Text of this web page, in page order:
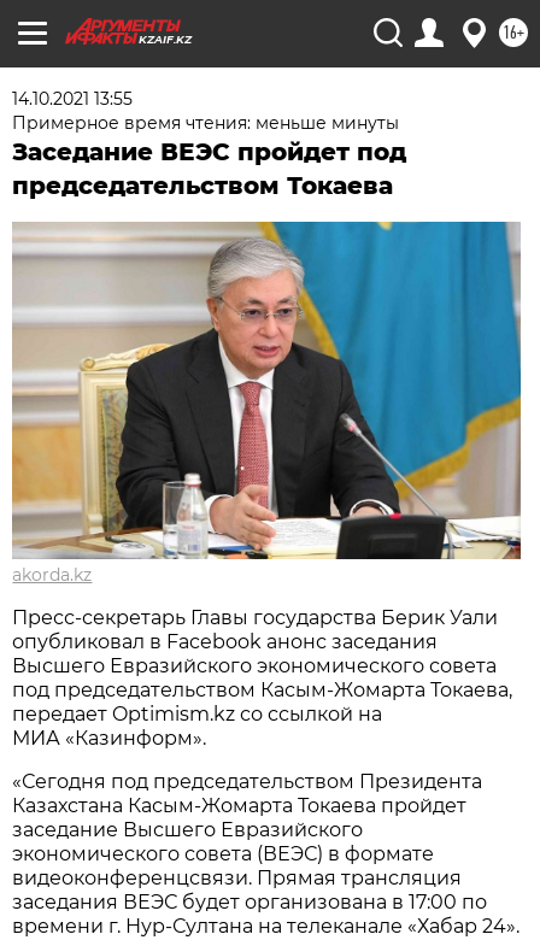
KZAIF.KZ 16+
14.10.2021 13:55
Примерное время чтения: меньше минуты
Заседание ВЕЭС пройдет под
председательством Токаева
akorda.kz
Пресс-секретарь Главы государства Берик Уали
опубликовал в Facebook анонс заседания
Высшего Евразийского экономического совета
под председательством Касым-Жомарта Токаева,
передает Optimism.kz со ссылкой на
МИА «Казинформ».
«Сегодня под председательством Президента
Казахстана Касым-Жомарта Токаева пройдет
заседание Высшего Евразийского
экономического совета (ВЕЭС) в формате
видеоконференцсвязи. Прямая трансляция
заседания ВЕЭС будет организована в 17:00 по
времени г. Нур-Султана на телеканале «Хабар 24».